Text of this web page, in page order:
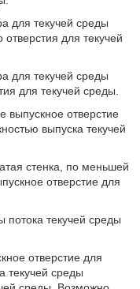
для текучей среды
отверстия для текучей
для текучей среды
для текучей среды.
выпускное отверстие
выпуска текучей
стенка, по меньшей
отверстие для
потока текучей среды
отверстие для
текучей среды